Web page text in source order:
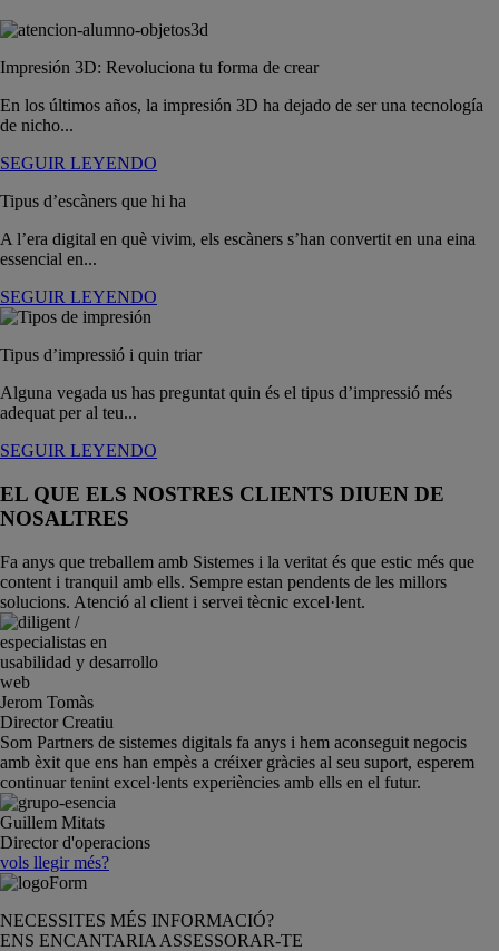
Impresión 3D: Revoluciona tu forma de crear
En los últimos años, la impresión 3D ha dejado de ser una tecnología
de nicho...
SEGUIR LEYENDO
Tipus d’escàners que hi ha
A l’era digital en què vivim, els escàners s’han convertit en una eina
essencial en...
SEGUIR LEYENDO
Tipus d’impressió i quin triar
Alguna vegada us has preguntat quin és el tipus d’impressió més
adequat per al teu...
SEGUIR LEYENDO
EL QUE ELS NOSTRES CLIENTS DIUEN DE
NOSALTRES
Fa anys que treballem amb Sistemes i la veritat és que estic més que
content i tranquil amb ells. Sempre estan pendents de les millors
solucions. Atenció al client i servei tècnic excel·lent.
Jerom Tomàs
Director Creatiu
Som Partners de sistemes digitals fa anys i hem aconseguit negocis
amb èxit que ens han empès a créixer gràcies al seu suport, esperem
continuar tenint excel·lents experiències amb ells en el futur.
Guillem Mitats
Director d'operacions
vols llegir més?
NECESSITES MÉS INFORMACIÓ?
ENS ENCANTARIA ASSESSORAR-TE